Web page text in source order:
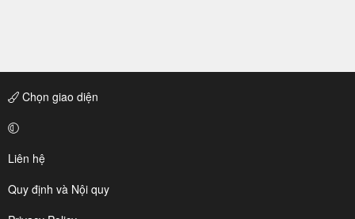
Chọn giao diện
Liên hệ
Quy định và Nội quy